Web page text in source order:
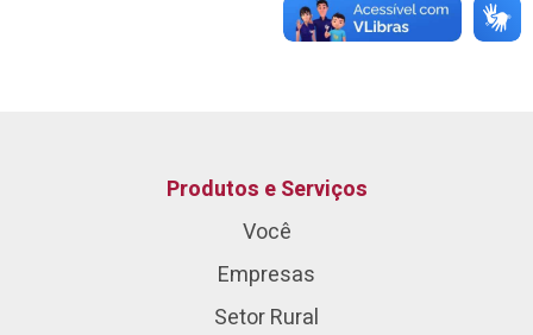
Produtos e Serviços
Você
Empresas
Setor Rural